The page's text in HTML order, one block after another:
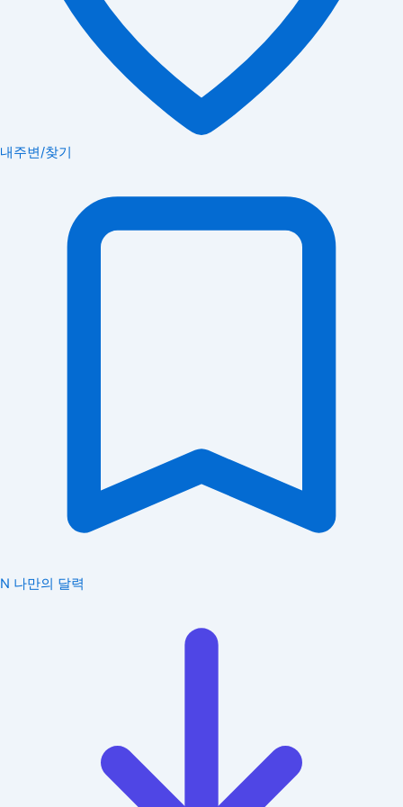
내주변/찾기
N 나만의 달력